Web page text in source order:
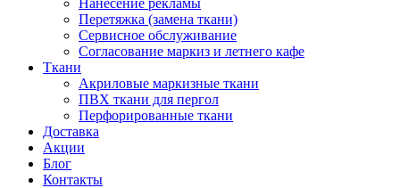
Перетяжка (замена ткани)
Сервисное обслуживание
Согласование маркиз и летнего кафе
Ткани
Акриловые маркизные ткани
ПВХ ткани для пергол
Перфорированные ткани
Доставка
Акции
Блог
Контакты